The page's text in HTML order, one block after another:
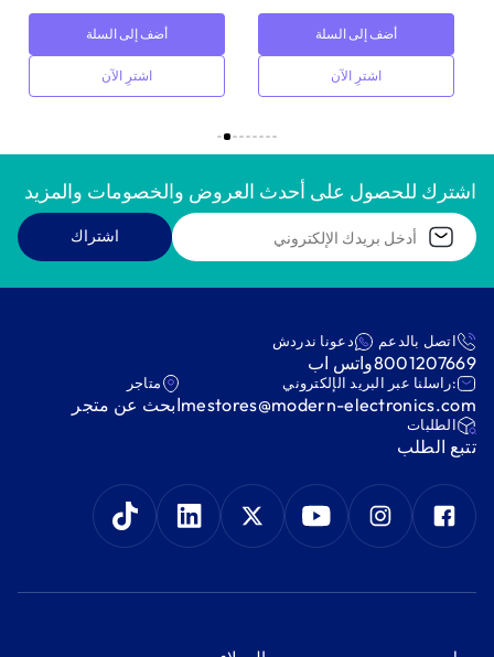
أضف إلى السلة
اشترِ الآن
أضف إلى السلة
اشترِ الآن
اشترك للحصول على أحدث العروض والخصومات والمزيد
اشتراك
اتصل بالدعم
8001207669
دعونا ندردش
واتس اب
:راسلنا عبر البريد الإلكتروني
mestores@modern-electronics.com
متاجر
ابحث عن متجر
‫الطلبات‬
‫تتبع الطلب‬